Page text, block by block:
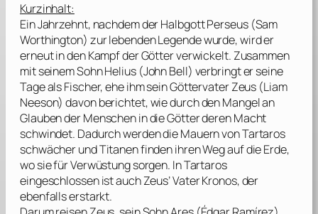
Kurzinhalt:
Ein Jahrzehnt, nachdem der Halbgott Perseus (Sam
Worthington) zur lebenden Legende wurde, wird er
erneut in den Kampf der Götter verwickelt. Zusammen
mit seinem Sohn Helius (John Bell) verbringt er seine
Tage als Fischer, ehe ihm sein Göttervater Zeus (Liam
Neeson) davon berichtet, wie durch den Mangel an
Glauben der Menschen in die Götter deren Macht
schwindet. Dadurch werden die Mauern von Tartaros
schwächer und Titanen finden ihren Weg auf die Erde,
wo sie für Verwüstung sorgen. In Tartaros
eingeschlossen ist auch Zeus’ Vater Kronos, der
ebenfalls erstarkt.